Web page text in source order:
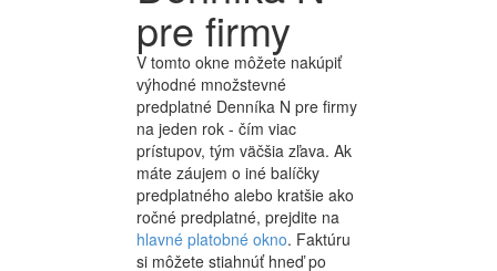
pre firmy
V tomto okne môžete nakúpiť
výhodné množstevné
predplatné Denníka N pre firmy
na jeden rok - čím viac
prístupov, tým väčšia zľava. Ak
máte záujem o iné balíčky
predplatného alebo kratšie ako
ročné predplatné, prejdite na
hlavné platobné okno. Faktúru
si môžete stiahnúť hneď po